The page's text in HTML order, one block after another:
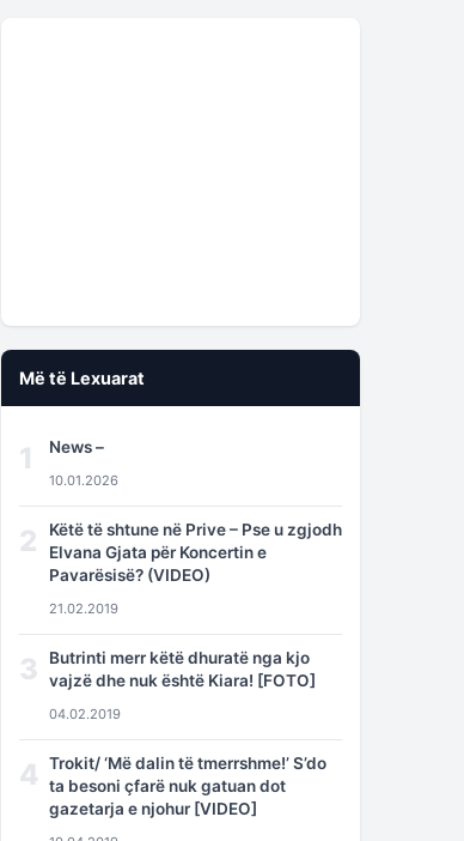
Më të Lexuarat
1 News –
10.01.2026
2
Këtë të shtune në Prive – Pse u zgjodh
Elvana Gjata për Koncertin e
Pavarësisë? (VIDEO)
21.02.2019
3
Butrinti merr këtë dhuratë nga kjo
vajzë dhe nuk është Kiara! [FOTO]
04.02.2019
4
Trokit/ ‘Më dalin të tmerrshme!’ S’do
ta besoni çfarë nuk gatuan dot
gazetarja e njohur [VIDEO]